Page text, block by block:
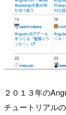
２０１３年の
チュートリアル